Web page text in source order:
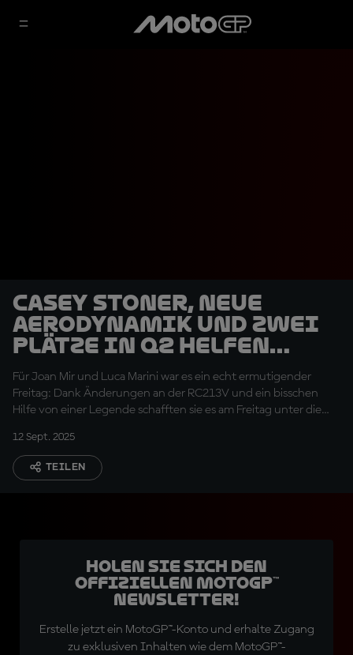
Casey Stoner, neue
Aerodynamik und zwei
Plätze in Q2 helfen
Honda, in Form zu
kommen
Für Joan Mir und Luca Marini war es ein echt ermutigender
Freitag: Dank Änderungen an der RC213V und ein bisschen
Hilfe von einer Legende schafften sie es am Freitag unter die
12 Sept. 2025
TEILEN
Holen Sie sich den
offiziellen MotoGP™
Newsletter!
Erstelle jetzt ein MotoGP™-Konto und erhalte Zugang
zu exklusiven Inhalten wie dem MotoGP™-